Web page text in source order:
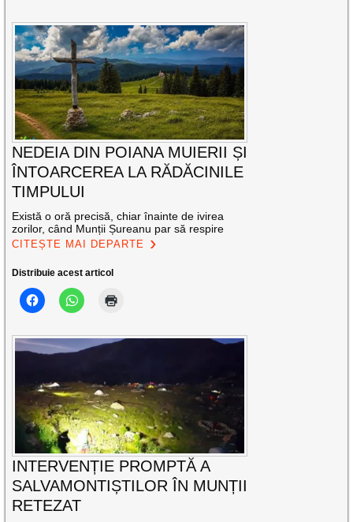
NEDEIA DIN POIANA MUIERII ȘI
ÎNTOARCEREA LA RĂDĂCINILE
TIMPULUI
Există o oră precisă, chiar înainte de ivirea
zorilor, când Munții Șureanu par să respire
CITEȘTE MAI DEPARTE
Distribuie acest articol
INTERVENȚIE PROMPTĂ A
SALVAMONTIȘTILOR ÎN MUNȚII
RETEZAT